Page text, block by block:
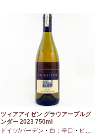
ツィアアイゼン グラウアーブルグ
ンダー 2023 750ml
ドイツ/バーデン ・ 白：辛口 ・ ピノグリ